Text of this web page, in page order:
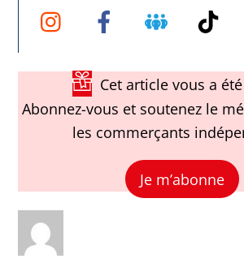
Instagram Facebook Groupe
Facebook
Cet article vous a
Abonnez-vous et soutenez le
les commerçants
Je m’abonne